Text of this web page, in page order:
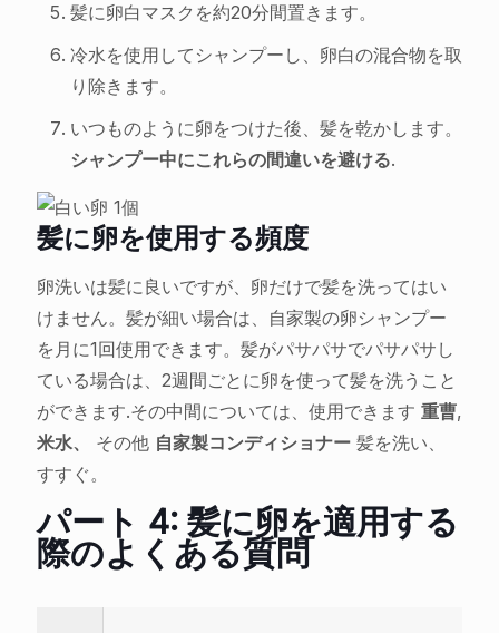
髪に卵白マスクを約20分間置きます。
冷水を使用してシャンプーし、卵白の混合物を取
り除きます。
いつものように卵をつけた後、髪を乾かします。
シャンプー中にこれらの間違いを避ける.
髪に卵を使用する頻度
卵洗いは髪に良いですが、卵だけで髪を洗ってはい
けません。髪が細い場合は、自家製の卵シャンプー
を月に1回使用できます。髪がパサパサでパサパサし
ている場合は、2週間ごとに卵を使って髪を洗うこと
ができます.その中間については、使用できます 重曹,
米水、 その他 自家製コンディショナー 髪を洗い、
すすぐ。
パート 4: 髪に卵を適用する
際のよくある質問